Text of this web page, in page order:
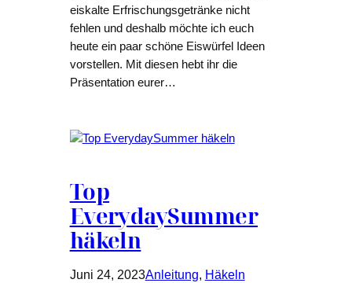
eiskalte Erfrischungsgetränke nicht
fehlen und deshalb möchte ich euch
heute ein paar schöne Eiswürfel Ideen
vorstellen. Mit diesen hebt ihr die
Präsentation eurer…
Top
EverydaySummer
häkeln
Juni 24, 2023Anleitung, Häkeln